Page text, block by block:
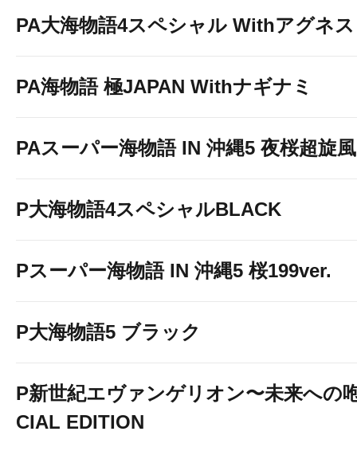
PA大海物語4スペシャル Withアグネ
PA海物語 極JAPAN Withナギナミ
PAスーパー海物語 IN 沖縄5 夜桜超旋
P大海物語4スペシャルBLACK
Pスーパー海物語 IN 沖縄5 桜199ver.
P大海物語5 ブラック
P新世紀エヴァンゲリオン〜未来への
CIAL EDITION